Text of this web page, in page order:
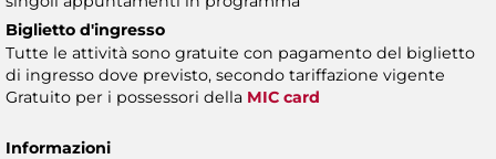
Biglietto d'ingresso
Tutte le attività sono gratuite con pagamento del biglietto
di ingresso dove previsto, secondo tariffazione vigente
Gratuito per i possessori della MIC card
Informazioni